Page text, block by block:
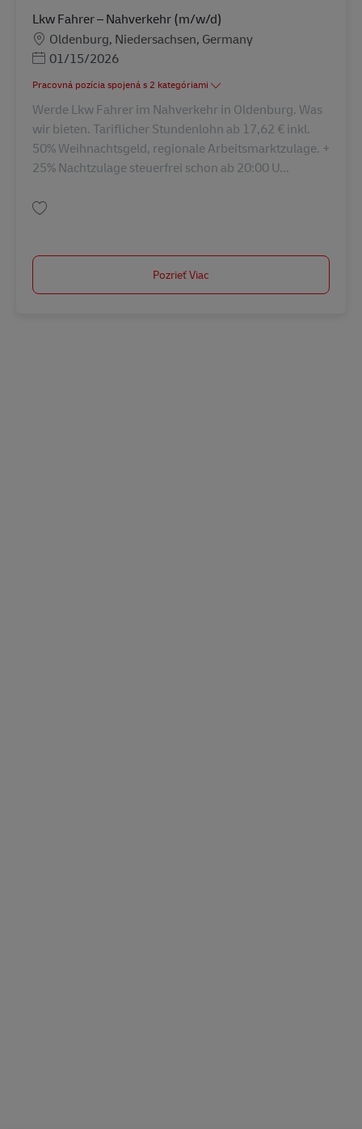
Lkw Fahrer – Nahverkehr (m/w/d)
MiestoOldenburg, Niedersachsen, Germany
Posted Date
01/15/2026
Pracovná pozícia spojená s 2 kategóriami
Werde Lkw Fahrer im Nahverkehr in Oldenburg. Was
wir bieten. Tariflicher Stundenlohn ab 17,62 € inkl.
50% Weihnachtsgeld, regionale Arbeitsmarktzulage. +
25% Nachtzulage steuerfrei schon ab 20:00 U...
Pozrieť Viac